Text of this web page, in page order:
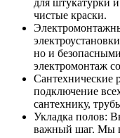
для штукатурки
чистые краски.
но и
электромонтаж
Сантехнические
подключение
сантехнику,
Укладка полов:
важный шаг. Мы